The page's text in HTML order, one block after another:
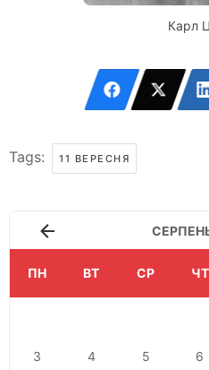
Карл
Tags: 11 ВЕРЕСНЯ
ПН ВТ СР ЧТ
3 4 5 6